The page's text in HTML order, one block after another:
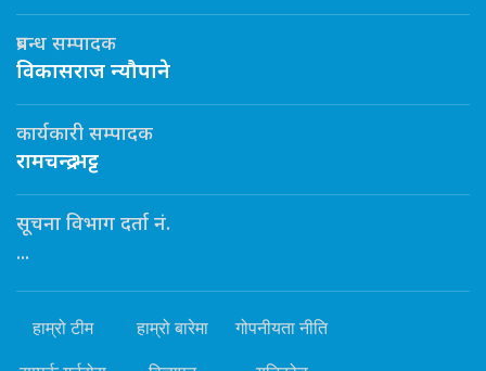
प्रबन्ध सम्पादक
विकासराज न्यौपाने
कार्यकारी सम्पादक
रामचन्द्र भट्ट
सूचना विभाग दर्ता नं.
...
हाम्रो टीम हाम्रो बारेमा गोपनीयता नीति